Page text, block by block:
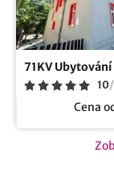
71KV Ubytování
10/
Cena